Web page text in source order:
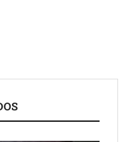
su solución de pagos